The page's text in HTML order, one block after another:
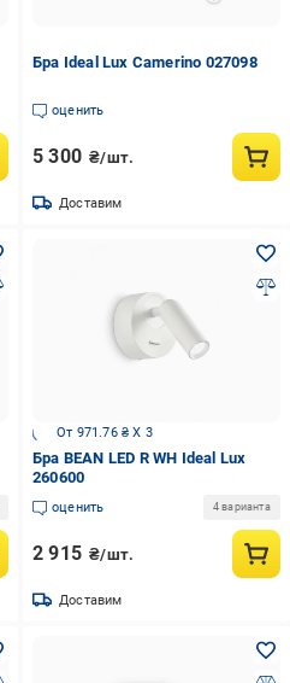
Бра Ideal Lux Camerino 027098
оценить
5 300 ₴/шт.
Доставим
От 971.76 ₴ X 3
Бра BEAN LED R WH Ideal Lux
260600
оценить 4 варианта
2 915 ₴/шт.
Доставим